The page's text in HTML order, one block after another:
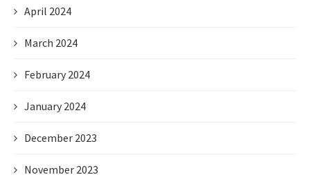
April 2024
March 2024
February 2024
January 2024
December 2023
November 2023